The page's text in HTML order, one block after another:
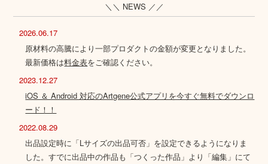
＼＼ NEWS ／／
2026.06.17
原材料の高騰により一部プロダクトの金額が変更となりました。
最新価格は料金表をご確認ください。
2023.12.27
iOS ＆ Android 対応のArtgene公式アプリを今すぐ無料でダウンロ
ード！！
2022.08.29
出品設定時に「Lサイズの出品可否」を設定できるようになりま
した。すでに出品中の作品も「つくった作品」より「編集」にて